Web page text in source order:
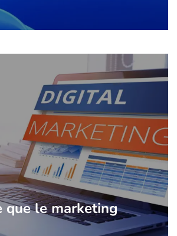
que le marketing